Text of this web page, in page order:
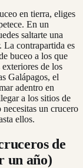
en tierra, eliges
En un
saltarte una
La contrapartida es
buceo a los que
de los
Galápagos, el
adentro en
a los sitios de
necesitas un crucero
ellos.
de
un año)